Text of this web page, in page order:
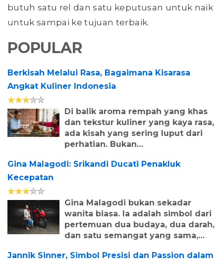
butuh satu rel dan satu keputusan untuk naik
untuk sampai ke tujuan terbaik.
POPULAR
Berkisah Melalui Rasa, Bagaimana Kisarasa
Angkat Kuliner Indonesia
Di balik aroma rempah yang khas
dan tekstur kuliner yang kaya rasa,
ada kisah yang sering luput dari
perhatian. Bukan…
Gina Malagodi: Srikandi Ducati Penakluk
Kecepatan
Gina Malagodi bukan sekadar
wanita biasa. Ia adalah simbol dari
pertemuan dua budaya, dua darah,
dan satu semangat yang sama,…
Jannik Sinner, Simbol Presisi dan Passion dalam